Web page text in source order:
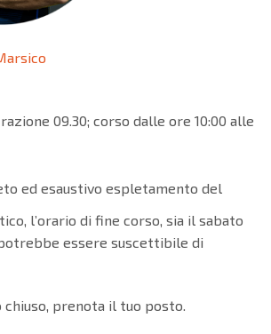
09.30; corso dalle ore 10:00 alle
ed esaustivo espletamento del
l’orario di fine corso, sia il sabato
essere suscettibile di
chiuso, prenota il tuo posto.